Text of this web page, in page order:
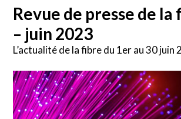
Revue de presse de la
– juin 2023
L’actualité de la fibre du 1er au 30 juin